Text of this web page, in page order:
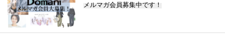
メルマガ会員募集中です！